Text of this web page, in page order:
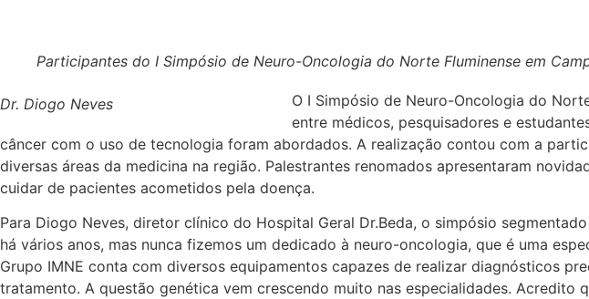
Participantes do I Simpósio de Neuro-Oncologia do Norte Fluminense em
Dr. Diogo Neves
O I Simpósio de Neuro-Oncologia do
entre médicos, pesquisadores e
câncer com o uso de tecnologia foram abordados. A realização contou com a
diversas áreas da medicina na região. Palestrantes renomados apresentaram
cuidar de pacientes acometidos pela doença.
Para Diogo Neves, diretor clínico do Hospital Geral Dr.Beda, o simpósio
há vários anos, mas nunca fizemos um dedicado à neuro-oncologia, que é uma
Grupo IMNE conta com diversos equipamentos capazes de realizar diagnósticos
tratamento. A questão genética vem crescendo muito nas especialidades.